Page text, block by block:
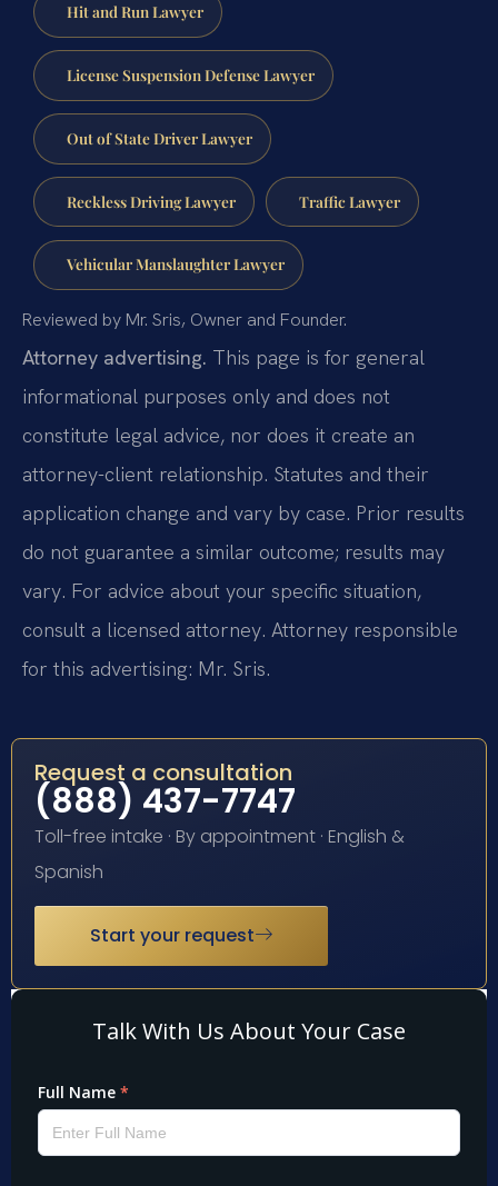
Hit and Run Lawyer
License Suspension Defense Lawyer
Out of State Driver Lawyer
Reckless Driving Lawyer Traffic Lawyer
Vehicular Manslaughter Lawyer
Reviewed by Mr. Sris, Owner and Founder.
Attorney advertising. This page is for general
informational purposes only and does not
constitute legal advice, nor does it create an
attorney-client relationship. Statutes and their
application change and vary by case. Prior results
do not guarantee a similar outcome; results may
vary. For advice about your specific situation,
consult a licensed attorney. Attorney responsible
for this advertising: Mr. Sris.
Request a consultation
(888) 437-7747
Toll-free intake · By appointment · English &
Spanish
Start your request